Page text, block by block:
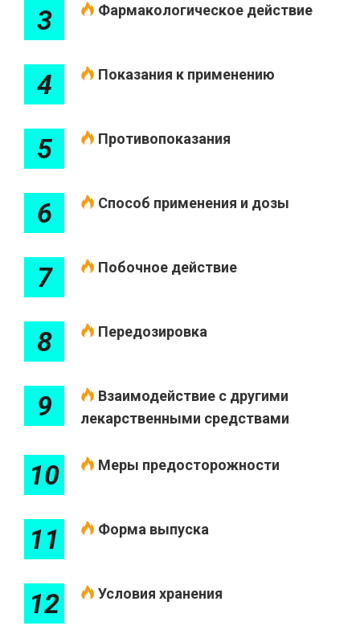
3 Фармакологическое действие
4 Показания к применению
5 Противопоказания
6 Способ применения и дозы
7 Побочное действие
8 Передозировка
9
Взаимодействие с другими
лекарственными средствами
10 Меры предосторожности
11 Форма выпуска
12 Условия хранения